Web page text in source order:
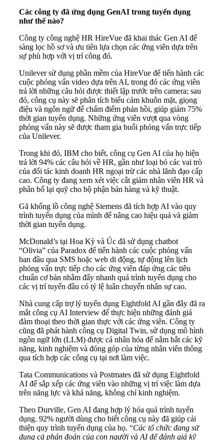
Các công ty đã ứng dụng GenAI trong tuyển dụng
như thế nào?
Công ty công nghệ HR HireVue đã khai thác Gen AI để
sàng lọc hồ sơ và ưu tiên lựa chọn các ứng viên dựa trên
sự phù hợp với vị trí công đó.
Unilever sử dụng phần mềm của HireVue để tiến hành các
cuộc phỏng vấn video dựa trên AI, trong đó các ứng viên
trả lời những câu hỏi được thiết lập trước trên camera; sau
đó, công cụ này sẽ phân tích biểu cảm khuôn mặt, giọng
điệu và ngôn ngữ để chấm điểm phản hồi, giúp giảm 75%
thời gian tuyển dụng. Những ứng viên vượt qua vòng
phỏng vấn này sẽ được tham gia buổi phỏng vấn trực tiếp
của Unilever.
Trong khi đó, IBM cho biết, công cụ Gen AI của họ hiện
trả lời 94% các câu hỏi về HR, gần như loại bỏ các vai trò
của đối tác kinh doanh HR ngoại trừ các nhà lãnh đạo cấp
cao. Công ty đang xem xét việc cắt giảm nhân viên HR và
phân bổ lại quỹ cho bộ phận bán hàng và kỹ thuật.
Gã khổng lồ công nghệ Siemens đã tích hợp AI vào quy
trình tuyển dụng của mình để nâng cao hiệu quả và giảm
thời gian tuyển dụng.
McDonald’s tại Hoa Kỳ và Úc đã sử dụng chatbot
“Olivia” của Paradox để tiến hành các cuộc phỏng vấn
ban đầu qua SMS hoặc web di động, tự động lên lịch
phỏng vấn trực tiếp cho các ứng viên đáp ứng các tiêu
chuẩn cơ bản nhằm đẩy nhanh quá trình tuyển dụng cho
các vị trí tuyến đầu có tỷ lệ luân chuyển nhân sự cao.
Nhà cung cấp trợ lý tuyển dụng Eightfold AI gần đây đã ra
mắt công cụ AI Interview để thực hiện những đánh giá
đàm thoại theo thời gian thực với các ứng viên. Công ty
cũng đã phát hành công cụ Digital Twin, sử dụng mô hình
ngôn ngữ lớn (LLM) được cá nhân hóa để nắm bắt các kỹ
năng, kinh nghiệm và đóng góp của từng nhân viên thông
qua tích hợp các công cụ tại nơi làm việc.
Tata Communications và Postmates đã sử dụng Eightfold
AI để sắp xếp các ứng viên vào những vị trí việc làm dựa
trên năng lực và khả năng, không chỉ kinh nghiệm.
Theo Durville, Gen AI đang hợp lý hóa quá trình tuyển
dụng. 92% người dùng cho biết công cụ này đã giúp cải
thiện quy trình tuyển dụng của họ. “Các tổ chức đang sử
dụng cả phán đoán của con người và AI để đánh giá kỹ